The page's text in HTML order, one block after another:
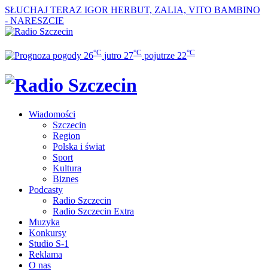
SŁUCHAJ TERAZ IGOR HERBUT, ZALIA, VITO BAMBINO
- NARESZCIE
26°C jutro 27°C pojutrze 22°C
Wiadomości
Szczecin
Region
Polska i świat
Sport
Kultura
Biznes
Podcasty
Radio Szczecin
Radio Szczecin Extra
Muzyka
Konkursy
Studio S-1
Reklama
O nas